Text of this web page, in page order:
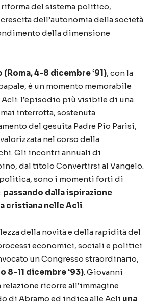
riforma del sistema politico,
dell’autonomia della società
della dimensione
(Roma, 4-8 dicembre ‘91), con la
è un momento memorabile
Acli: l’episodio più visibile di una
interrotta, sostenuta
del gesuita Padre Pio Parisi,
nel corso della
Gli incontri annuali di
dal titolo Convertirsi al Vangelo.
sono i momenti forti di
passando dalla ispirazione
cristiana nelle Acli.
della novità e della rapidità del
economici, sociali e politici
un Congresso straordinario,
8-11 dicembre ‘93). Giovanni
relazione ricorre all’immagine
di Abramo ed indica alle Acli una